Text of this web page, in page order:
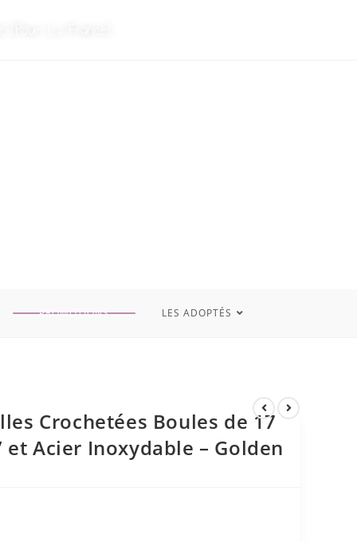
PROMOTIONS LES ADOPTÉS
Crochetées Boules de 17
et Acier Inoxydable – Golden